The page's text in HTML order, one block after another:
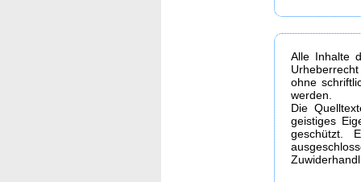
Alle Inhalte
ohne
werden.
Die
geistiges
geschützt.